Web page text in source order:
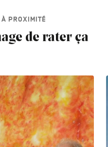
PROXIMITÉ
de rater ça